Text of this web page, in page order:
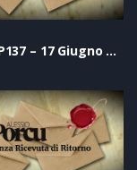
SRDR S1:P137 – 17 Giugno 2021